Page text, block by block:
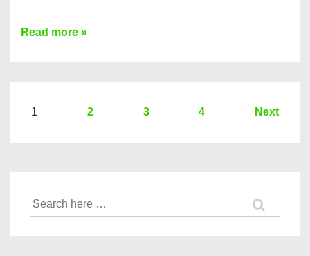
Sie
Hier
Banken
Read more »
Seitennummerierung
1 2 3 4 Next
Suche
nach: